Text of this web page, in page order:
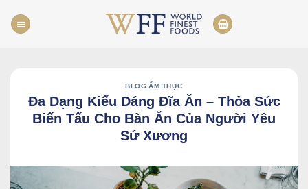
BLOG ẨM THỰC
Đa Dạng Kiểu Dáng Đĩa Ăn – Thỏa Sức
Biến Tấu Cho Bàn Ăn Của Người Yêu
Sứ Xương